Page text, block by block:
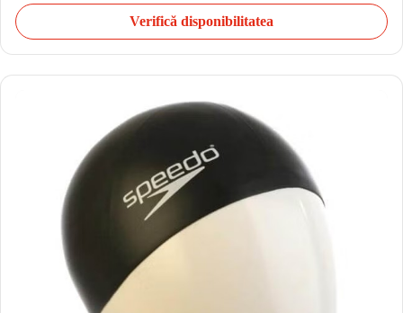
Verifică disponibilitatea